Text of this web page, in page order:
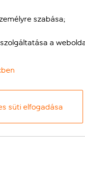
szabása;
a
süti elfogadása